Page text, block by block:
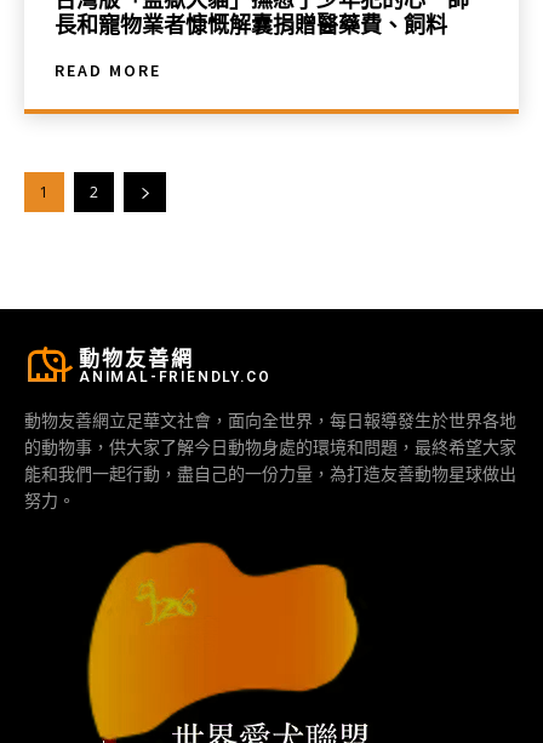
長和寵物業者慷慨解囊捐贈醫藥費、飼料
READ MORE
1 2
動物友善網
ANIMAL-FRIENDLY.CO
動物友善網立足華文社會，面向全世界，每日報導發生於世界各地
的動物事，供大家了解今日動物身處的環境和問題，最終希望大家
能和我們一起行動，盡自己的一份力量，為打造友善動物星球做出
努力。